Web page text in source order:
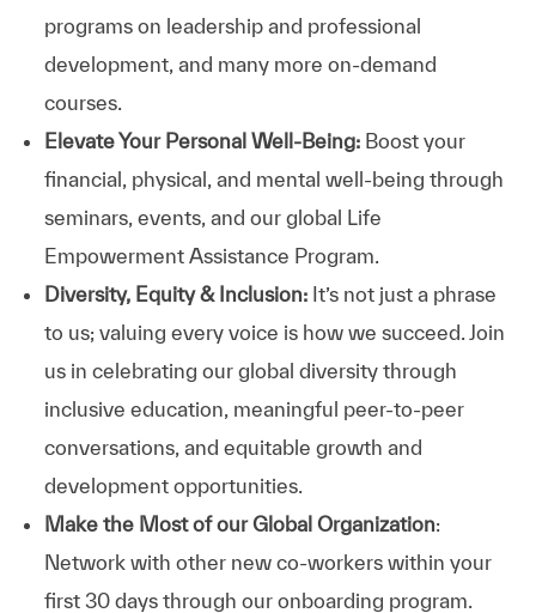
programs on leadership and professional
development, and many more on-demand
courses.
Elevate Your Personal Well-Being:Boost your
financial, physical, and mental well-being through
seminars, events, and our global Life
Empowerment Assistance Program.
Diversity, Equity & Inclusion: It’s not just a phrase
to us; valuing every voice is how we succeed. Join
us in celebrating our global diversity through
inclusive education, meaningful peer-to-peer
conversations, and equitable growth and
development opportunities.
Make the Most of our Global Organization:
Network with other new co-workers within your
first 30 days through our onboarding program.